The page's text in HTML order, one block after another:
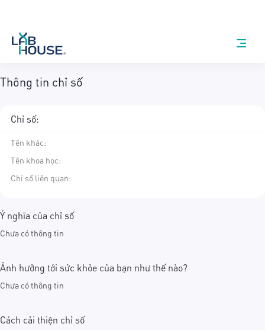
Thông tin chỉ số
Chỉ số:
Tên khác:
Tên khoa học:
Chỉ số liên quan:
Ý nghĩa của chỉ số
Chưa có thông tin
Ảnh hưởng tới sức khỏe của bạn như thế nào?
Chưa có thông tin
Cách cải thiện chỉ số